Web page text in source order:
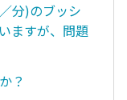
分)のブッシ
ますが、問題
？